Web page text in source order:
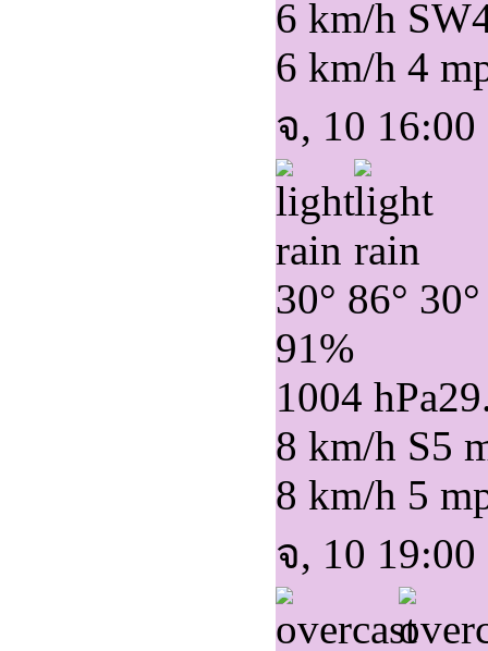
6 km/h SW
6 km/h 4
จ, 10 16:00
30° 86° 30°
91%
1004 hPa
8 km/h S5
8 km/h 5
จ, 10 19:00